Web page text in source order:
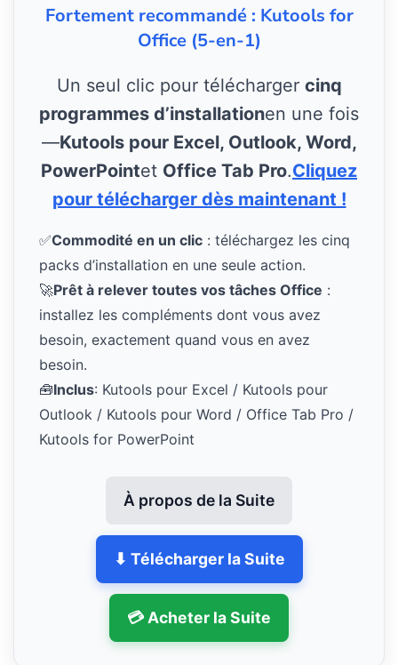
Fortement recommandé : Kutools for
Office (5-en-1)
Un seul clic pour télécharger cinq
programmes d’installationen une fois
—Kutools pour Excel, Outlook, Word,
PowerPointet Office Tab Pro.Cliquez
pour télécharger dès maintenant !
✅Commodité en un clic : téléchargez les cinq
packs d’installation en une seule action.
🚀Prêt à relever toutes vos tâches Office :
installez les compléments dont vous avez
besoin, exactement quand vous en avez
besoin.
🧰Inclus: Kutools pour Excel / Kutools pour
Outlook / Kutools pour Word / Office Tab Pro /
Kutools for PowerPoint
À propos de la Suite
⬇ Télécharger la Suite
💳 Acheter la Suite